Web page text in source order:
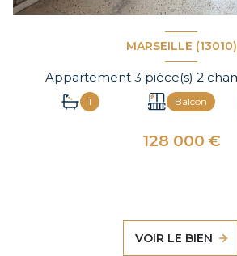
MARSEILLE (13010)
1 Balcon
128 000 €
VOIR LE BIEN